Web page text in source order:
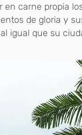
carne propia
de gloria y
igual que su